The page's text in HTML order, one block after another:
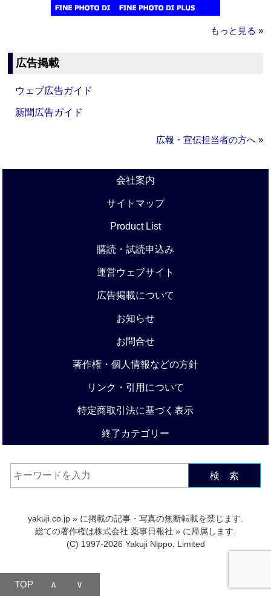
もっと見る »
広告掲載
ウェブ広告ガイド
新聞広告ガイド
広報・宣伝担当者の方へ »
会社案内
サイトマップ
Product List
購読・試読申込み
運営ウェブサイト
広告掲載について
お知らせ
お問合せ
著作権・個人情報などの方針
リンク・引用について
特定商取引法に基づく表示
終了カテゴリー
検 索
yakuji.co.jp » に掲載の記事・写真の無断転載を禁じます.
総ての著作権は株式会社 薬事日報社 » に帰属します.
(C) 1997-2026 Yakuji Nippo, Limited
TOP ∧ ∨